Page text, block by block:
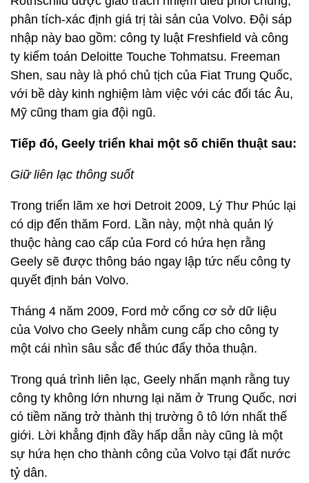
phân tích-xác định giá trị tài sản của Volvo. Đội sáp
nhập này bao gồm: công ty luật Freshfield và công
ty kiểm toán Deloitte Touche Tohmatsu. Freeman
Shen, sau này là phó chủ tịch của Fiat Trung Quốc,
với bề dày kinh nghiệm làm việc với các đối tác Âu,
Mỹ cũng tham gia đội ngũ.
Tiếp đó, Geely triển khai một số chiến thuật sau:
Giữ liên lạc thông suốt
Trong triển lãm xe hơi Detroit 2009, Lý Thư Phúc lại
có dịp đến thăm Ford. Lần này, một nhà quản lý
thuộc hàng cao cấp của Ford có hứa hẹn rằng
Geely sẽ được thông báo ngay lập tức nếu công ty
quyết định bán Volvo.
Tháng 4 năm 2009, Ford mở cổng cơ sở dữ liệu
của Volvo cho Geely nhằm cung cấp cho công ty
một cái nhìn sâu sắc để thúc đẩy thỏa thuận.
Trong quá trình liên lạc, Geely nhấn mạnh rằng tuy
công ty không lớn nhưng lại năm ở Trung Quốc, nơi
có tiềm năng trở thành thị trường ô tô lớn nhất thế
giới. Lời khẳng định đầy hấp dẫn này cũng là một
sự hứa hẹn cho thành công của Volvo tại đất nước
tỷ dân.